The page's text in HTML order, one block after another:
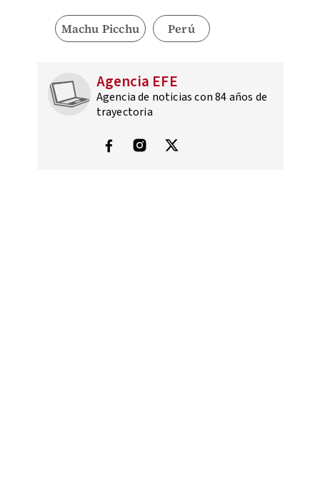
Machu Picchu Perú
Agencia EFE
Agencia de noticias con 84 años de
trayectoria